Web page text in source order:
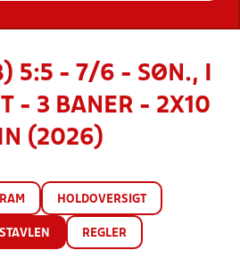
5:5 - 7/6 - SØN., I
- 3 BANER - 2X10
(2026)
HOLDOVERSIGT
REGLER